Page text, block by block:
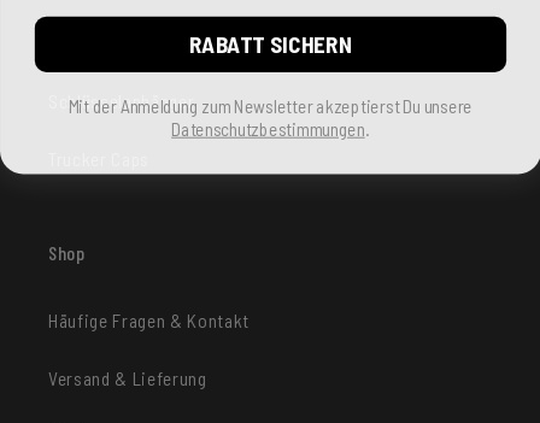
Schlüsselanhänger
Shop
Häufige Fragen & Kontakt
Versand & Lieferung
RABATT SICHERN
Mit der Anmeldung zum Newsletter akzeptierst Du unsere
Datenschutzbestimmungen